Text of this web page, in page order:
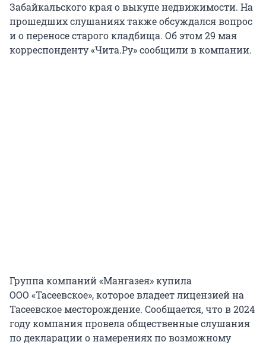
Забайкальского края о выкупе недвижимости. На
прошедших слушаниях также обсуждался вопрос
и о переносе старого кладбища. Об этом 29 мая
корреспонденту «Чита.Ру» сообщили в компании.
Группа компаний «Мангазея» купила
ООО «Тасеевское», которое владеет лицензией на
Тасеевское месторождение. Сообщается, что в 2024
году компания провела общественные слушания
по декларации о намерениях по возможному